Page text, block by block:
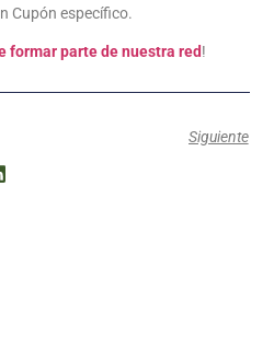
Cupón específico.
formar parte de nuestra red!
Siguiente